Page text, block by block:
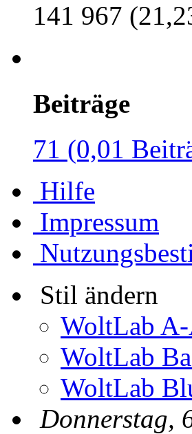
141 967
Beiträge
71 (0,01
Hilfe
Impressum
Stil ändern
WoltLab
WoltLab
WoltLab
Donnerstag,